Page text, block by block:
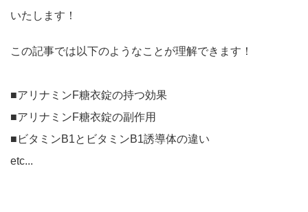
いたします！
この記事では以下のようなことが理解できます！
■アリナミンF糖衣錠の持つ効果
■アリナミンF糖衣錠の副作用
■ビタミンB1とビタミンB1誘導体の違い
etc...